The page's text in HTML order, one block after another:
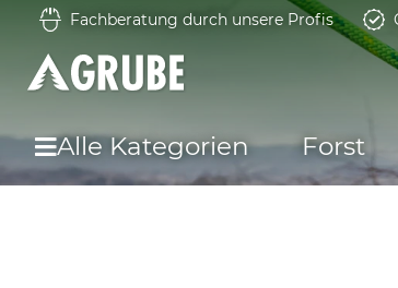
Fachberatung durch unsere Profis
Alle Kategorien Forst